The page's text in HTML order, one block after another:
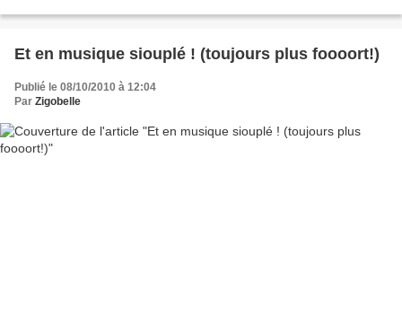
Et en musique siouplé ! (toujours plus foooort!)
Publié le 08/10/2010 à 12:04
Par Zigobelle